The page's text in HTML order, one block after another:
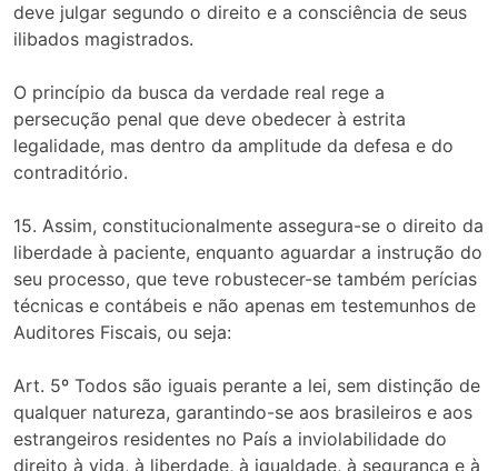
deve julgar segundo o direito e a consciência de seus
ilibados magistrados.
O princípio da busca da verdade real rege a
persecução penal que deve obedecer à estrita
legalidade, mas dentro da amplitude da defesa e do
contraditório.
15. Assim, constitucionalmente assegura-se o direito da
liberdade à paciente, enquanto aguardar a instrução do
seu processo, que teve robustecer-se também perícias
técnicas e contábeis e não apenas em testemunhos de
Auditores Fiscais, ou seja:
Art. 5º Todos são iguais perante a lei, sem distinção de
qualquer natureza, garantindo-se aos brasileiros e aos
estrangeiros residentes no País a inviolabilidade do
direito à vida, à liberdade, à igualdade, à segurança e à